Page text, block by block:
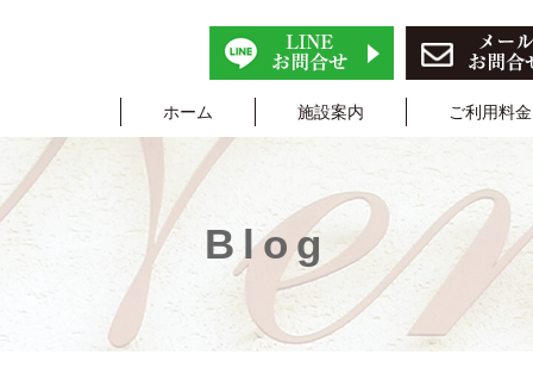
ホーム 施設案内 ご利用料金
Blog